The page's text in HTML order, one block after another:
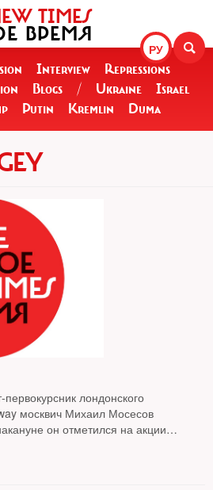
РУ
TIMES
ВРЕМЯ
Interview
Repressions
Blogs / Ukraine
Israel
Putin Kremlin Duma
лондонского
москвич Михаил Мосесов
он отметился на акции
разошлось по социальным